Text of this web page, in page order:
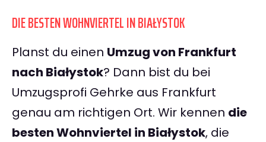
DIE BESTEN WOHNVIERTEL IN BIAŁYSTOK
Planst du einen Umzug von Frankfurt
nach Białystok? Dann bist du bei
Umzugsprofi Gehrke aus Frankfurt
genau am richtigen Ort. Wir kennen die
besten Wohnviertel in Białystok, die